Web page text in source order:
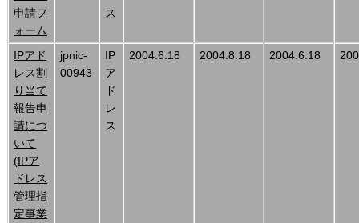
申請フ
ォーム
ス
IPアド
レス割
り当て
報告申
請につ
いて
(IPア
ドレス
管理指
定事業
jpnic-
00943
IP
ア
ド
レ
ス
2004.6.18 2004.8.18 2004.6.18